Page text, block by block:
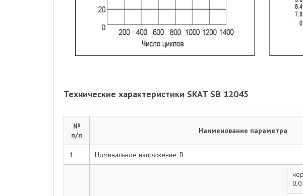
Технические характеристики SKAT SB 12045
№
п/п
Наименование параметра
1 Номинальное напряжение, В
Введите текст